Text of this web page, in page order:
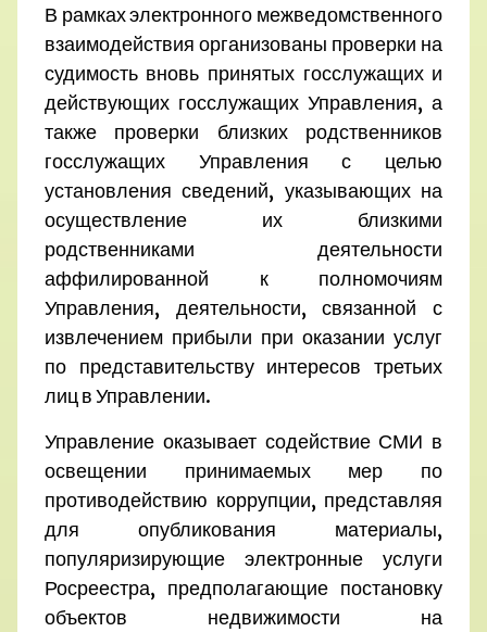
В рамках электронного межведомственного
взаимодействия организованы проверки на
судимость вновь принятых госслужащих и
действующих госслужащих Управления, а
также проверки близких родственников
госслужащих Управления с целью
установления сведений, указывающих на
осуществление их близкими
родственниками деятельности
аффилированной к полномочиям
Управления, деятельности, связанной с
извлечением прибыли при оказании услуг
по представительству интересов третьих
лиц в Управлении.
Управление оказывает содействие СМИ в
освещении принимаемых мер по
противодействию коррупции, представляя
для опубликования материалы,
популяризирующие электронные услуги
Росреестра, предполагающие постановку
объектов недвижимости на